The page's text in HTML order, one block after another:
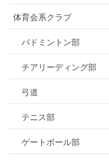
体育会系クラブ
バドミントン部
チアリーディング部
弓道
テニス部
ゲートボール部